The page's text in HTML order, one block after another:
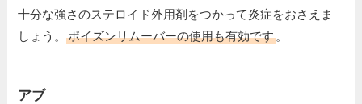
十分な強さのステロイド外用剤をつかって炎症をおさえま
しょう。ポイズンリムーバーの使用も有効です 。
アブ